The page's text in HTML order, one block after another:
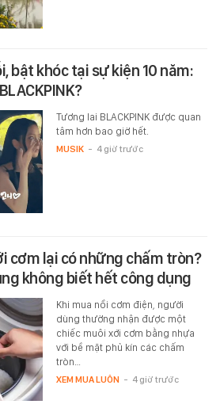
bật khóc tại sự kiện 10 năm:
Tương lai BLACKPINK được quan
tâm hơn bao giờ hết.
MUSIK - 4 giờ trước
cơm lại có những chấm tròn?
không biết hết công dụng
Khi mua nồi cơm điện, người
dùng thường nhận được một
chiếc muôi xới cơm bằng nhựa
với bề mặt phủ kín các chấm
tròn…
XEM MUA LUÔN - 4 giờ trước